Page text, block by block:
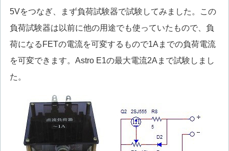
5Vをつなぎ、まず負荷試験器で試験してみました。この
負荷試験器は以前に他の用途でも使っていたもので、負
荷になるFETの電流を可変するもので1Aまでの負荷電流
を可変できます。Astro E1の最大電流2Aまで試験しまし
た。